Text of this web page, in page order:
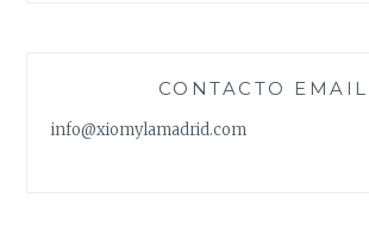
CONTACTO
info@xiomylamadrid.com